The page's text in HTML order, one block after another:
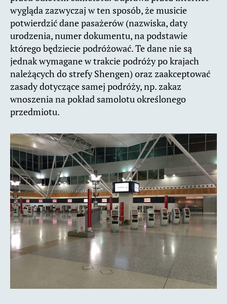
wygląda zazwyczaj w ten sposób, że musicie
potwierdzić dane pasażerów (nazwiska, daty
urodzenia, numer dokumentu, na podstawie
którego będziecie podróżować. Te dane nie są
jednak wymagane w trakcie podróży po krajach
należących do strefy Shengen) oraz zaakceptować
zasady dotyczące samej podróży, np. zakaz
wnoszenia na pokład samolotu określonego
przedmiotu.